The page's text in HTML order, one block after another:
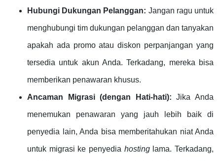
Hubungi Dukungan Pelanggan: Jangan ragu untuk
menghubungi tim dukungan pelanggan dan tanyakan
apakah ada promo atau diskon perpanjangan yang
tersedia untuk akun Anda. Terkadang, mereka bisa
memberikan penawaran khusus.
Ancaman Migrasi (dengan Hati-hati): Jika Anda
menemukan penawaran yang jauh lebih baik di
penyedia lain, Anda bisa memberitahukan niat Anda
untuk migrasi ke penyedia hostinglama. Terkadang,